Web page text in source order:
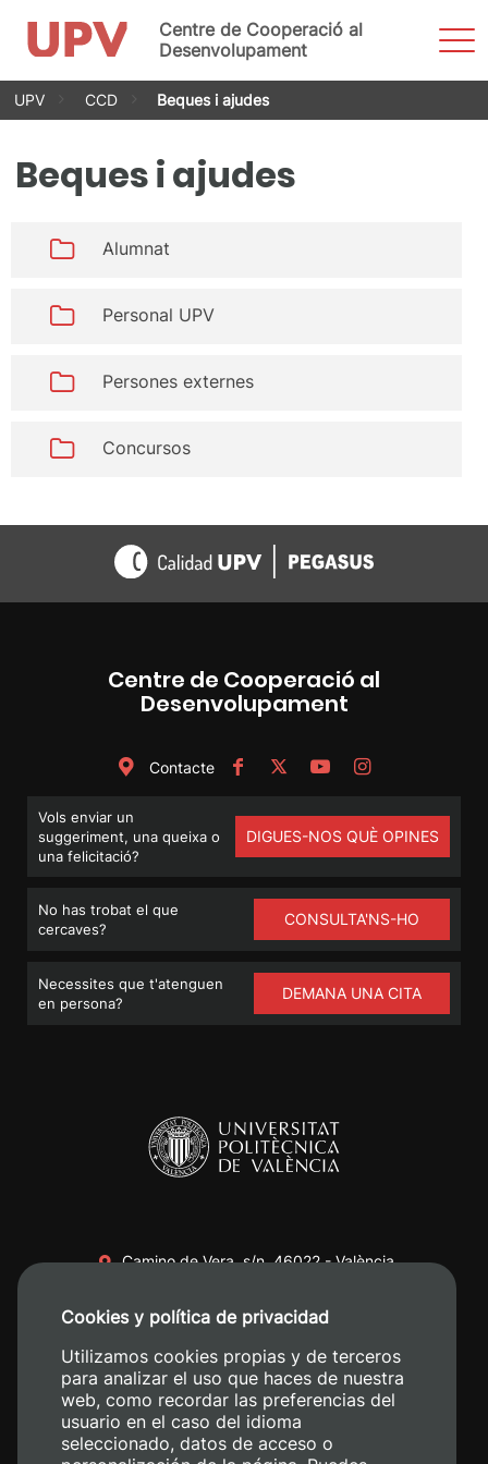
Vés
Centre de Cooperació al
Desenvolupament
UPV CCD Beques i ajudes
Beques i ajudes
Alumnat
Personal UPV
Persones externes
Concursos
Centre de Cooperació al
Desenvolupament
Contacte
Vols enviar un
suggeriment, una queixa o
una felicitació?
DIGUES-NOS QUÈ OPINES
No has trobat el que
cercaves?
CONSULTA'NS-HO
Necessites que t'atenguen
en persona?
DEMANA UNA CITA
Camino de Vera, s/n. 46022 - València
+34 620 04 00 50
Cookies y política de privacidad
Utilizamos cookies propias y de terceros
para analizar el uso que haces de nuestra
web, como recordar las preferencias del
usuario en el caso del idioma
seleccionado, datos de acceso o